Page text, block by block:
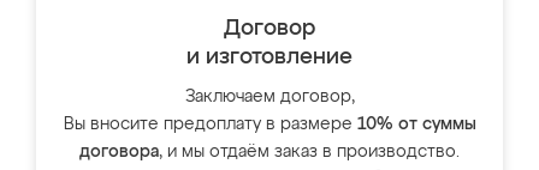
Договор
и изготовление
Заключаем договор,
Вы вносите предоплату в размере 10% от суммы
договора, и мы отдаём заказ в производство.